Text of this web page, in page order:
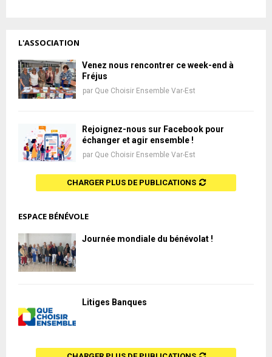
L'ASSOCIATION
Venez nous rencontrer ce week-end à
Fréjus
par Que Choisir Ensemble Var-Est
Rejoignez-nous sur Facebook pour
échanger et agir ensemble !
par Que Choisir Ensemble Var-Est
CHARGER PLUS DE PUBLICATIONS
ESPACE BÉNÉVOLE
Journée mondiale du bénévolat !
Litiges Banques